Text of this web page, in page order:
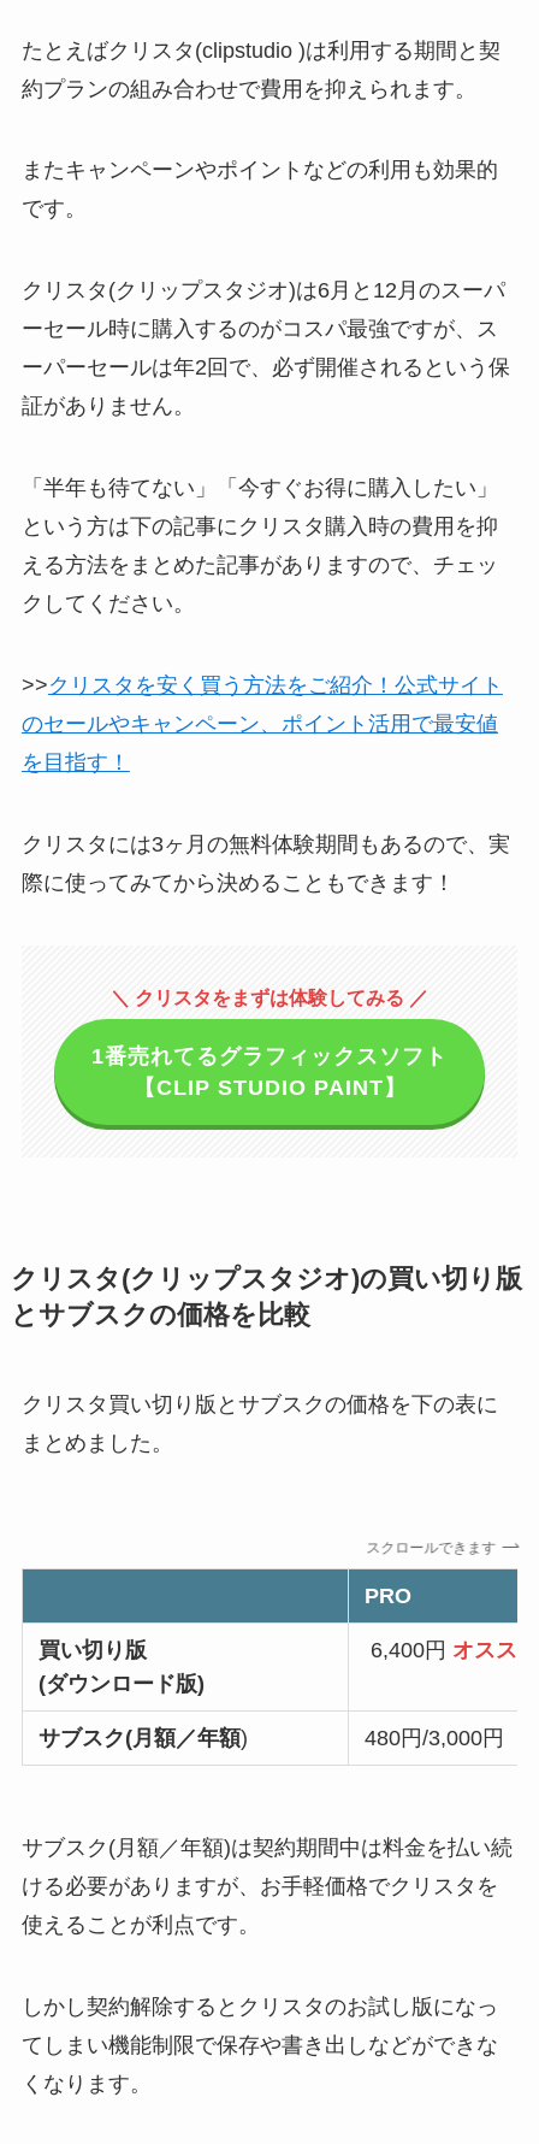
たとえばクリスタ(clipstudio )は利用する期間と契
約プランの組み合わせで費用を抑えられます。
またキャンペーンやポイントなどの利用も効果的
です。
クリスタ(クリップスタジオ)は6月と12月のスーパ
ーセール時に購入するのがコスパ最強ですが、ス
ーパーセールは年2回で、必ず開催されるという保
証がありません。
「半年も待てない」「今すぐお得に購入したい」
という方は下の記事にクリスタ購入時の費用を抑
える方法をまとめた記事がありますので、チェッ
クしてください。
>>クリスタを安く買う方法をご紹介！公式サイト
のセールやキャンペーン、ポイント活用で最安値
を目指す！
クリスタには3ヶ月の無料体験期間もあるので、実
際に使ってみてから決めることもできます！
＼ クリスタをまずは体験してみる ／
1番売れてるグラフィックスソフト
【CLIP STUDIO PAINT】
クリスタ(クリップスタジオ)の買い切り版
とサブスクの価格を比較
クリスタ買い切り版とサブスクの価格を下の表に
まとめました。
スクロールできます
PRO
買い切り版
(ダウンロード版)
6,400円 オスス
サブスク(月額／年額) 480円/3,000円
サブスク(月額／年額)は契約期間中は料金を払い続
ける必要がありますが、お手軽価格でクリスタを
使えることが利点です。
しかし契約解除するとクリスタのお試し版になっ
てしまい機能制限で保存や書き出しなどができな
くなります。